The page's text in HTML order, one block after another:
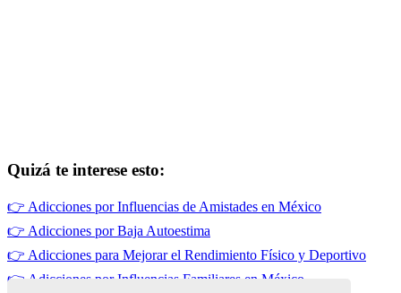
Quizá te interese esto:
👉 Adicciones por Influencias de Amistades en México
👉 Adicciones por Baja Autoestima
👉 Adicciones para Mejorar el Rendimiento Físico y Deportivo
👉 Adicciones por Influencias Familiares en México